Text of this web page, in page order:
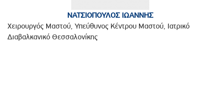
ΝΑΤΣΙΟΠΟΥΛΟΣ ΙΩΑΝΝΗΣ
Χειρουργός Μαστού, Υπεύθυνος Κέντρου Μαστού, Ιατρικό
Διαβαλκανικό Θεσσαλονίκης